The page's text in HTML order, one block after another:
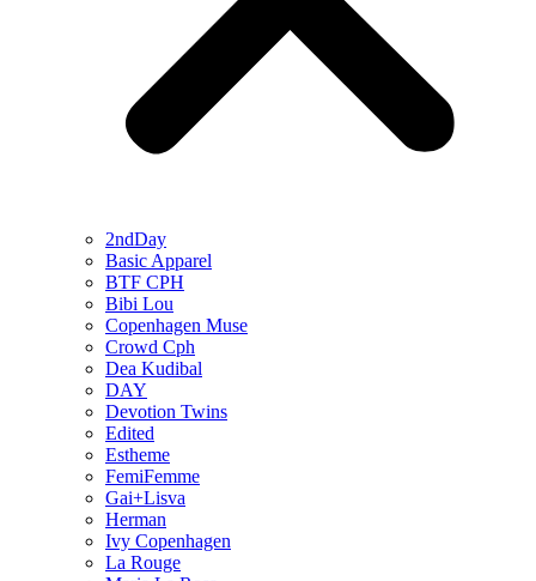
2ndDay
Basic Apparel
BTF CPH
Bibi Lou
Copenhagen Muse
Crowd Cph
Dea Kudibal
DAY
Devotion Twins
Edited
Estheme
FemiFemme
Gai+Lisva
Herman
Ivy Copenhagen
La Rouge